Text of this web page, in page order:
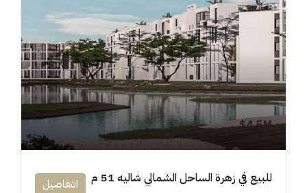
4.5M$
للبيع في زهرة الساحل الشمالي شاليه 51 م التفاصيل